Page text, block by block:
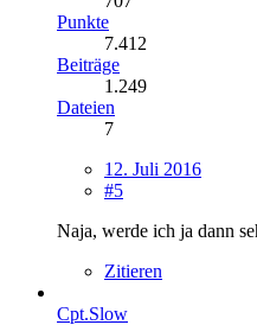
Punkte
7.412
Beiträge
1.249
Dateien
7
12. Juli 2016
#5
Naja, werde ich ja dann
Zitieren
Cpt.Slow